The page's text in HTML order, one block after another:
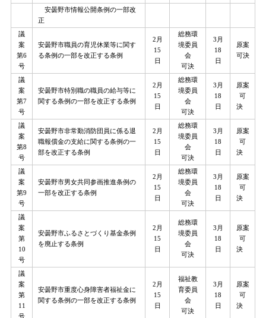
安曇野市情報公開条例の一部改
正
議
案
第6
号
安曇野市職員の育児休業等に関す
る条例の一部を改正する条例
2月
15
日
総務環
境委員
会
可決
3月
18
日
原案
可決
議
案
第7
号
安曇野市特別職の職員の給与等に
関する条例の一部を改正する条例
2月
15
日
総務環
境委員
会
可決
3月
18
日
原案
可
決
議
案
第8
号
安曇野市非常勤消防団員に係る退
職報償金の支給に関する条例の一
部を改正する条例
2月
15
日
総務環
境委員
会
可決
3月
18
日
原案
可
決
議
案
第9
号
安曇野市男女共同参画推進条例の
一部を改正する条例
2月
15
日
総務環
境委員
会
可決
3月
18
日
原案
可
決
議
案
第
10
号
安曇野市ふるさとづくり基金条例
を廃止する条例
2月
15
日
総務環
境委員
会
可決
3月
18
日
原案
可
決
議
案
第
11
号
安曇野市重度心身障害者福祉金に
関する条例の一部を改正する条例
2月
15
日
福祉教
育委員
会
可決
3月
18
日
原案
可
決